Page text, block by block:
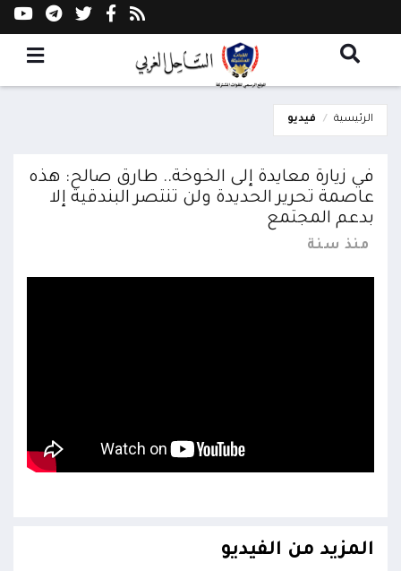
الرئيسية فيديو
في زيارة معايدة إلى الخوخة.. طارق صالح: هذه
عاصمة تحرير الحديدة ولن تنتصر البندقية إلا
بدعم المجتمع
منذ سنة
المزيد من الفيديو